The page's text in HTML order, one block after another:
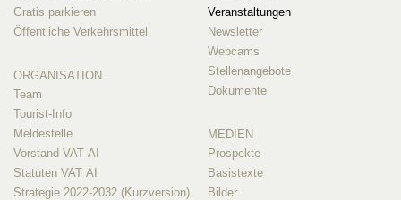
Gratis parkieren
Öffentliche Verkehrsmittel
ORGANISATION
Team
Tourist-Info
Meldestelle
Vorstand VAT AI
Statuten VAT AI
Strategie 2022-2032 (Kurzversion)
Veranstaltungen
Newsletter
Webcams
Stellenangebote
Dokumente
MEDIEN
Prospekte
Basistexte
Bilder